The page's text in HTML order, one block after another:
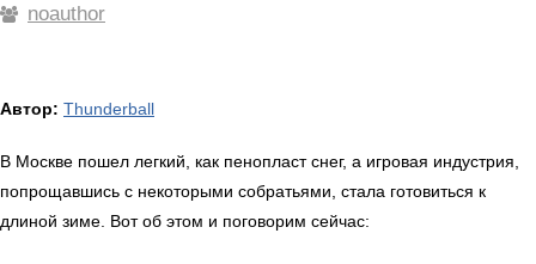
noauthor
Автор: Thunderball
В Москве пошел легкий, как пенопласт снег, а игровая индустрия,
попрощавшись с некоторыми собратьями, стала готовиться к
длиной зиме. Вот об этом и поговорим сейчас: